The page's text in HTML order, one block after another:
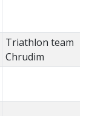
Triathlon team
Chrudim